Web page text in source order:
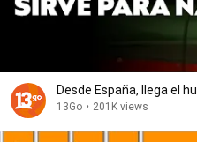
Desde España, llega el
13Go • 201K views